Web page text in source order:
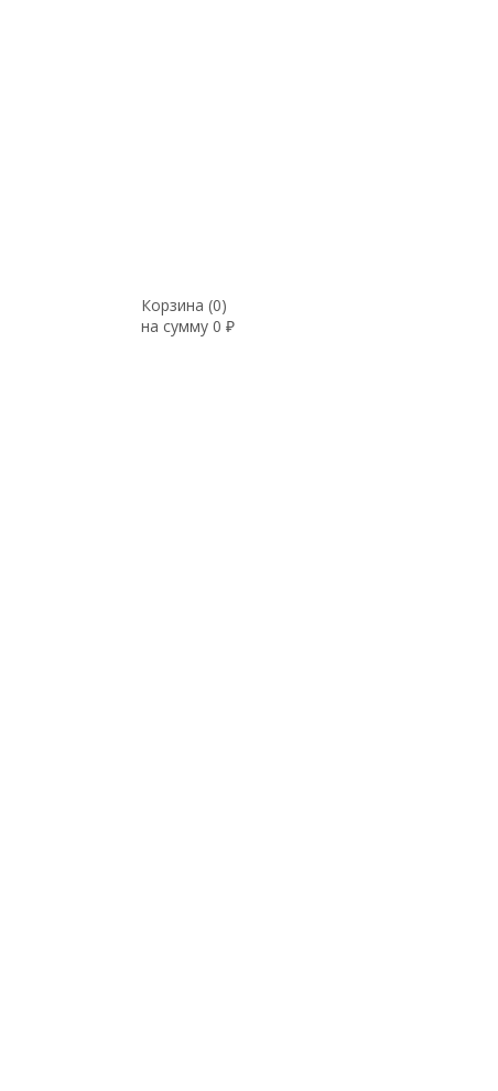
Корзина (0)
на сумму 0 ₽